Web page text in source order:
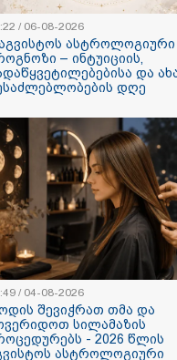
ცოტნესთვის
სახლში
ცხოვრობს
ერთი
არ არის
- ანა
მიგვაჩნია,
გასვენება
მოხდეს, ეს
ისეთი
უნდა
შფოთვა
- დედა
23:22 /
7
10:49 /
როდის
/ 06-08-2026
ასტროლოგიური
– ინტუიციის,
და
დღე
/ 04-08-2026
შევიჭრათ თმა და
სილამაზის
- 2026 წლის
ასტროლოგიური